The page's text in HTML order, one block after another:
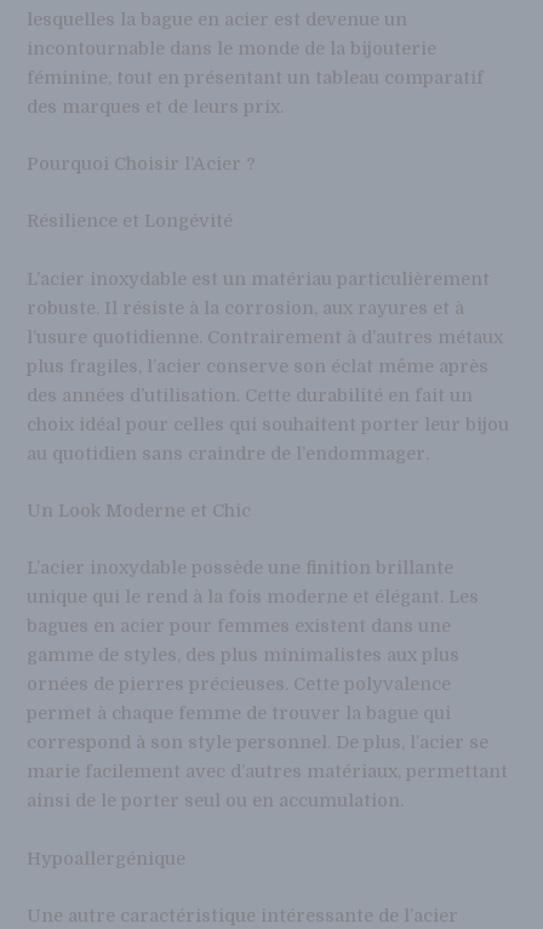
lesquelles la bague en acier est devenue un
incontournable dans le monde de la bijouterie
féminine, tout en présentant un tableau comparatif
des marques et de leurs prix.
Pourquoi Choisir l’Acier ?
Résilience et Longévité
L’acier inoxydable est un matériau particulièrement
robuste. Il résiste à la corrosion, aux rayures et à
l’usure quotidienne. Contrairement à d’autres métaux
plus fragiles, l’acier conserve son éclat même après
des années d’utilisation. Cette durabilité en fait un
choix idéal pour celles qui souhaitent porter leur bijou
au quotidien sans craindre de l’endommager.
Un Look Moderne et Chic
L’acier inoxydable possède une finition brillante
unique qui le rend à la fois moderne et élégant. Les
bagues en acier pour femmes existent dans une
gamme de styles, des plus minimalistes aux plus
ornées de pierres précieuses. Cette polyvalence
permet à chaque femme de trouver la bague qui
correspond à son style personnel. De plus, l’acier se
marie facilement avec d’autres matériaux, permettant
ainsi de le porter seul ou en accumulation.
Hypoallergénique
Une autre caractéristique intéressante de l’acier